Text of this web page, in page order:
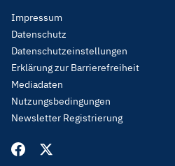
Footer
Menu
Legal
Impressum
Datenschutz
Datenschutzeinstellungen
Erklärung zur Barrierefreiheit
Mediadaten
Nutzungsbedingungen
Newsletter Registrierung